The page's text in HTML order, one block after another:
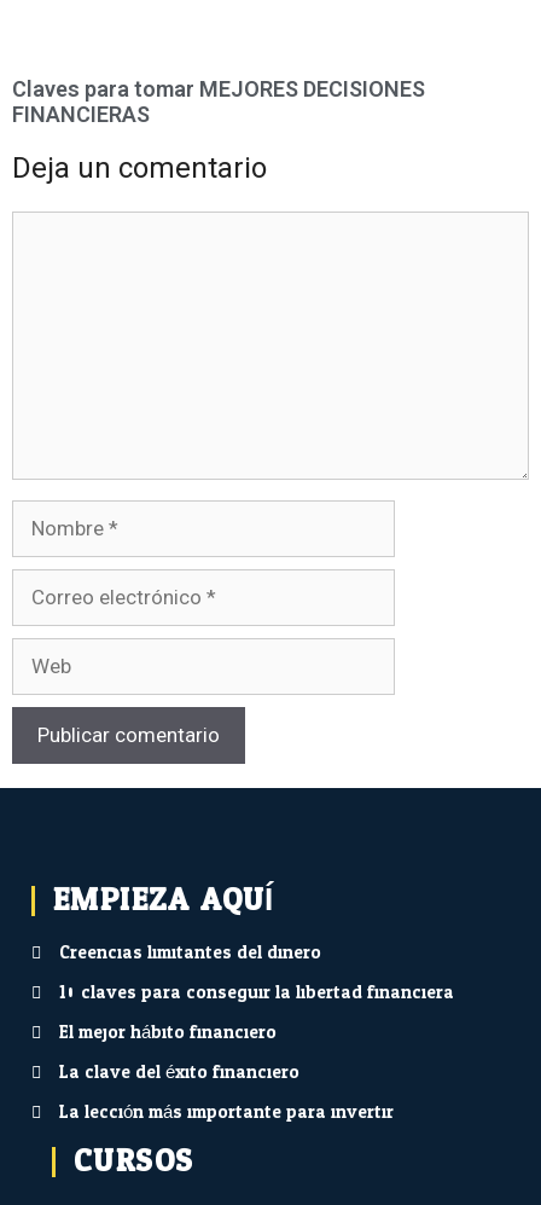
Claves para tomar MEJORES DECISIONES
FINANCIERAS
Deja un comentario
EMPIEZA AQUÍ...
Creencias limitantes del dinero
10 claves para conseguir la libertad financiera
El mejor hábito financiero
La clave del éxito financiero
La lección más importante para invertir
CURSOS